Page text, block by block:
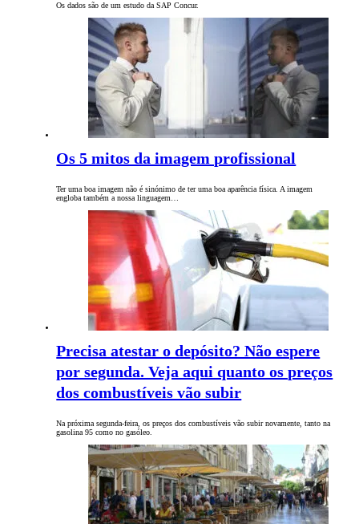
Os dados são de um estudo da SAP Concur.
Os 5 mitos da imagem profissional
Ter uma boa imagem não é sinónimo de ter uma boa aparência física. A imagem
engloba também a nossa linguagem…
Precisa atestar o depósito? Não espere
por segunda. Veja aqui quanto os preços
dos combustíveis vão subir
Na próxima segunda-feira, os preços dos combustíveis vão subir novamente, tanto na
gasolina 95 como no gasóleo.